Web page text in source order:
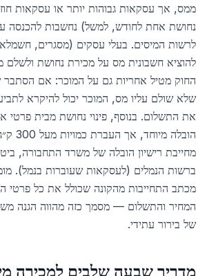
ממס, אך עסקאות גבוהות יותר או עסקאות
נחושת אחת לחודש, למשל) נחשבות להכנסה
לרשות המיסים. בעלי עסקים (מסגרים,
להוציא חשבונית מס על מכירת נחושת ולשלם
החוק מטיל אחריות גם על המוכר: אם הסתבר
שלא שולם עליו מס, המוכר יכול להיקרא
את התשלום. בנוסף, פינוי נחושת מבית פרטי
הובלה
מחייבת רישיון הובלה של משרד התחבורה,
ברשות הנמלים (לעסקאות שעוברות בנמל).
מכתב התחייבות מהקונה שכולל את כל פרטי
המחיר והתשלום — מסמך כזה מהווה הגנה
של בירור עתידי.
מדריך שבעה שלבים למכירה